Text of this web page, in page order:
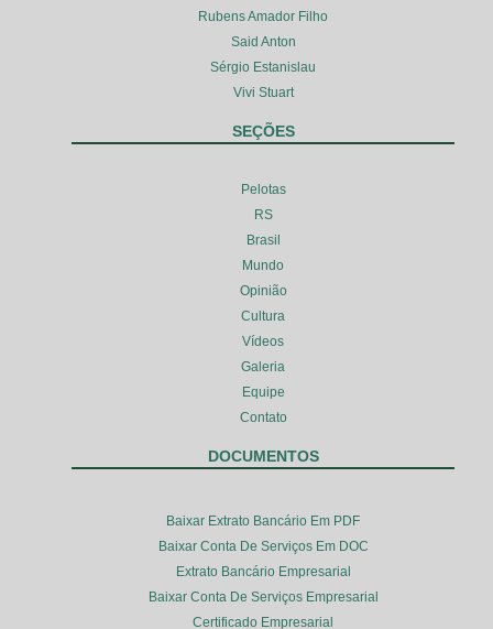
Rubens Amador Filho
Said Anton
Sérgio Estanislau
Vivi Stuart
SEÇÕES
Pelotas
RS
Brasil
Mundo
Opinião
Cultura
Vídeos
Galeria
Equipe
Contato
DOCUMENTOS
Baixar Extrato Bancário Em PDF
Baixar Conta De Serviços Em DOC
Extrato Bancário Empresarial
Baixar Conta De Serviços Empresarial
Certificado Empresarial